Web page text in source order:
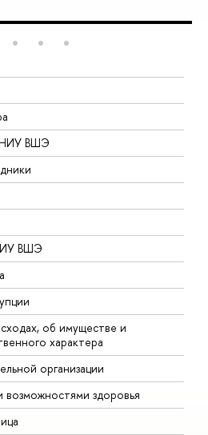
НИУ ВШЭ
ВШЭ
об имуществе и
характера
организации
здоровья